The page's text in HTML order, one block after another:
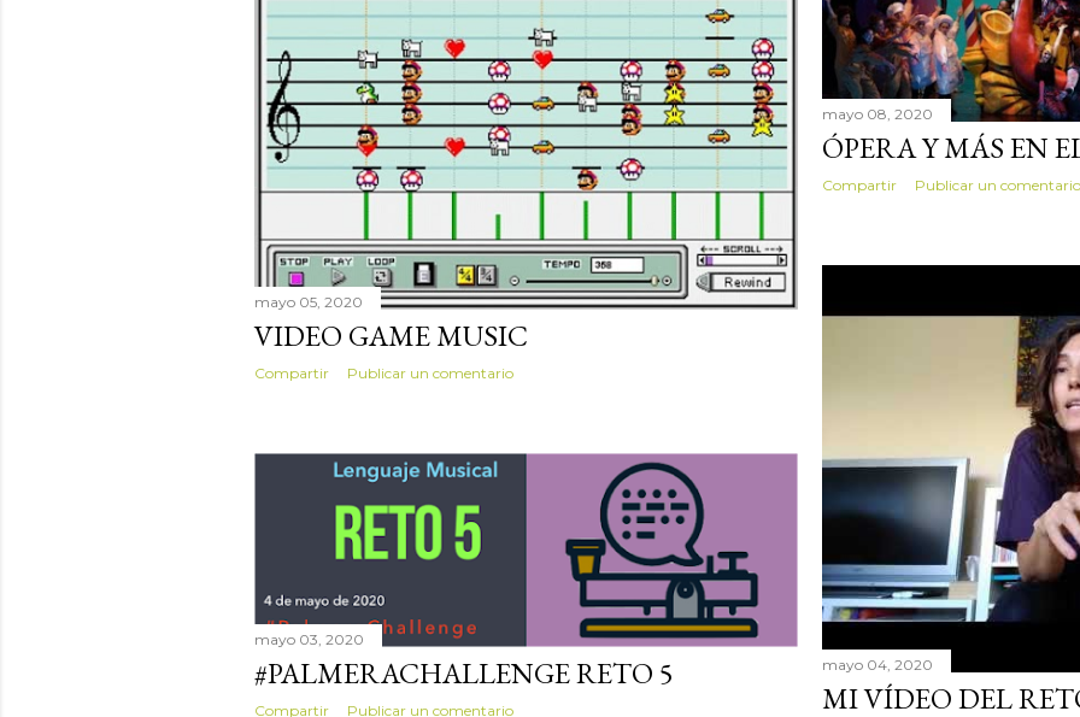
mayo 08, 2020
ÓPERA Y MÁS EN
Compartir Publicar un comentario
mayo 05, 2020
VIDEO GAME MUSIC
Compartir Publicar un comentario
mayo 04, 2020
MI VÍDEO DEL
mayo 03, 2020
#PALMERACHALLENGE RETO 5
Compartir Publicar un comentario